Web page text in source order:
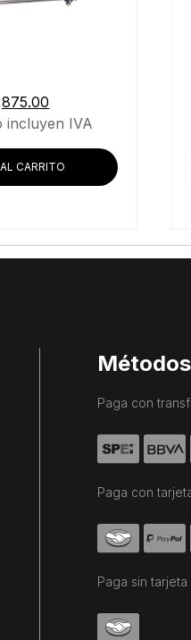
incluyen IVA
CARRITO
Paga con
Paga con
Paga sin tarjeta